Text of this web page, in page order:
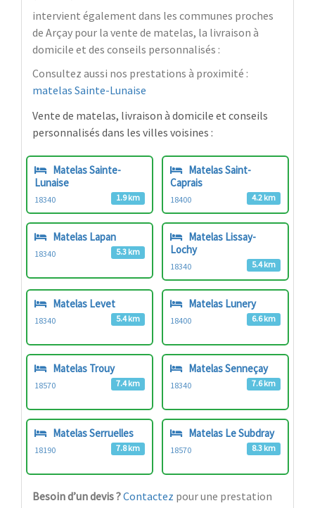
intervient également dans les communes proches
de Arçay pour la vente de matelas, la livraison à
domicile et des conseils personnalisés :
Consultez aussi nos prestations à proximité :
matelas Sainte-Lunaise
Vente de matelas, livraison à domicile et conseils
personnalisés dans les villes voisines :
Matelas Sainte-
Lunaise
18340 1.9 km
Matelas Saint-
Caprais
18400 4.2 km
Matelas Lapan
18340 5.3 km
Matelas Lissay-
Lochy
18340 5.4 km
Matelas Levet
18340 5.4 km
Matelas Lunery
18400 6.6 km
Matelas Trouy
18570 7.4 km
Matelas Senneçay
18340 7.6 km
Matelas Serruelles
18190 7.8 km
Matelas Le Subdray
18570 8.3 km
Besoin d’un devis ?Contactez pour une prestation